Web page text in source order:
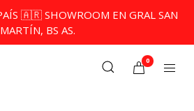
🇦🇷 SHOWROOM EN GRAL SAN
MARTÍN, BS AS.
0